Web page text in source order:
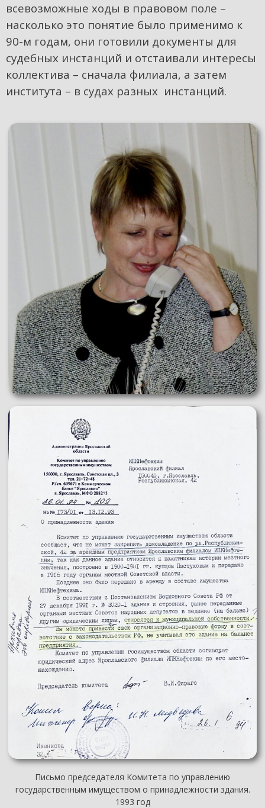
всевозможные ходы в правовом поле –
насколько это понятие было применимо к
90-м годам, они готовили документы для
судебных инстанций и отстаивали интересы
коллектива – сначала филиала, а затем
института – в судах разных инстанций.
Письмо председателя Комитета по управлению
государственным имуществом о принадлежности здания.
1993 год